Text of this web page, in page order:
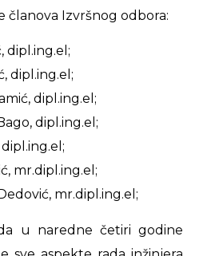
članova Izvršnog odbora:
dipl.ing.el;
dipl.ing.el;
dipl.ing.el;
dipl.ing.el;
mr.dipl.ing.el;
mr.dipl.ing.el;
u naredne četiri godine